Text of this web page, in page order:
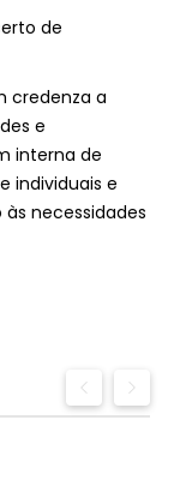
de
credenza a
e
interna de
individuais e
necessidades